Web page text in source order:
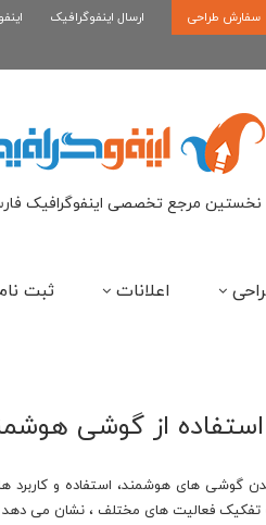
اینفوگرافیک رپر های فارسی نسل...
سفارش طراحی ارسال اینفوگرافیک
نخستین مرجع تخصصی اینفوگرافیک
اعلانات ثبت
استفاده از گوشی
گوشی های هوشمند، استفاده و
تفکیک فعالیت های مختلف ، نشان می دهد